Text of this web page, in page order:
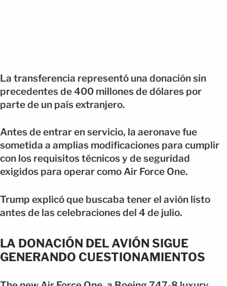
La transferencia representó una donación sin
precedentes de 400 millones de dólares por
parte de un país extranjero.
Antes de entrar en servicio, la aeronave fue
sometida a amplias modificaciones para cumplir
con los requisitos técnicos y de seguridad
exigidos para operar como Air Force One.
Trump explicó que buscaba tener el avión listo
antes de las celebraciones del 4 de julio.
LA DONACIÓN DEL AVIÓN SIGUE
GENERANDO CUESTIONAMIENTOS